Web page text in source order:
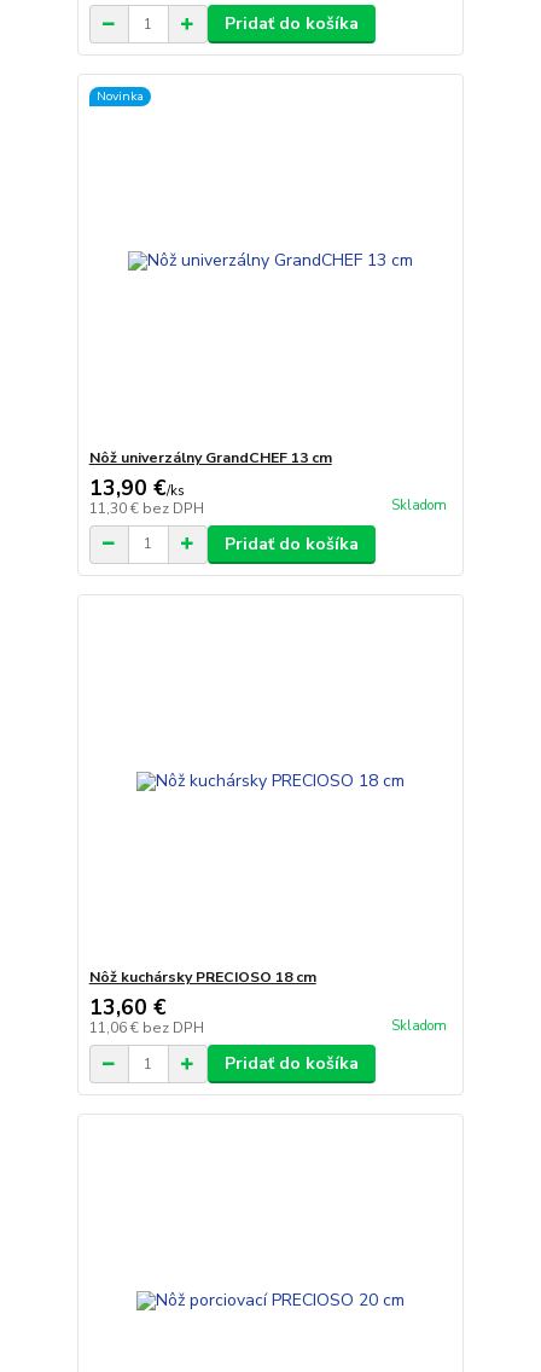
Pridať do košíka
Novinka
Nôž univerzálny GrandCHEF 13 cm
13,90 €/ks
11,30 € bez DPH Skladom
Pridať do košíka
Nôž kuchársky PRECIOSO 18 cm
13,60 €
11,06 € bez DPH Skladom
Pridať do košíka